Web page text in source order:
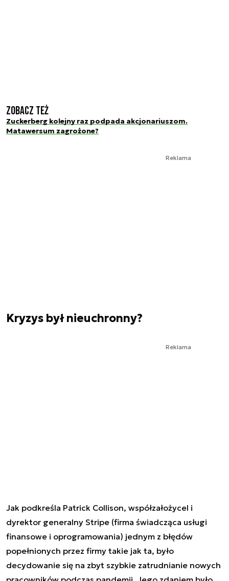
Zobacz też
Zuckerberg kolejny raz podpada akcjonariuszom.
Matawersum zagrożone?
Reklama
Kryzys był nieuchronny?
Reklama
Jak podkreśla Patrick Collison, współzałożycel i
dyrektor generalny Stripe (firma świadcząca usługi
finansowe i oprogramowania) jednym z błędów
popełnionych przez firmy takie jak ta, było
decydowanie się na zbyt szybkie zatrudnianie nowych